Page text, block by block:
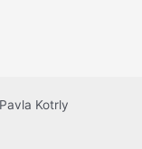
Kotrly